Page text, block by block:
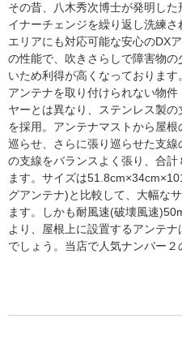
その昔、八木秀次博士が発明し
イナーチェンジを繰り返し洗練
エリアにも対応可能な安心のDX
の性能で、吹きさらしで障害物
いため利得が高くなっておりま
アンテナを取り付けられない物
ヤーとは異なり、ステンレス製
を採用。アンテナマストから屋
巡らせ、さらに張り巡らせた支
の支線をバランスよく張り、合
ます。サイズは
グアンテナ)と比較して、大幅な
ます。しかも耐風速(破壊風速
より、屋根上に設置するアンテ
でしょう。当店で人気ナンバー２